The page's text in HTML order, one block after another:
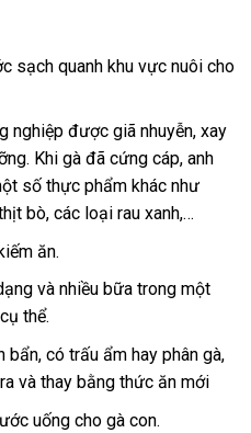
sạch quanh khu vực nuôi cho
nghiệp được giã nhuyễn, xay
Khi gà đã cứng cáp, anh
số thực phẩm khác như
bò, các loại rau xanh,…
ăn.
và nhiều bữa trong một
thể.
bẩn, có trấu ẩm hay phân gà,
và thay bằng thức ăn mới
uống cho gà con.